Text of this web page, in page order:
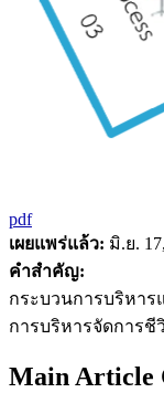
pdf
เผยแพร่แล้ว: มิ.ย.
คำสำคัญ:
กระบวนการบริหา
การบริหารจัดการชี
Main Article